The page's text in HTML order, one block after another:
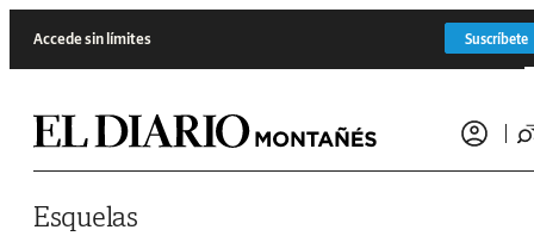
Accede sin límites Suscríbete
Esquelas